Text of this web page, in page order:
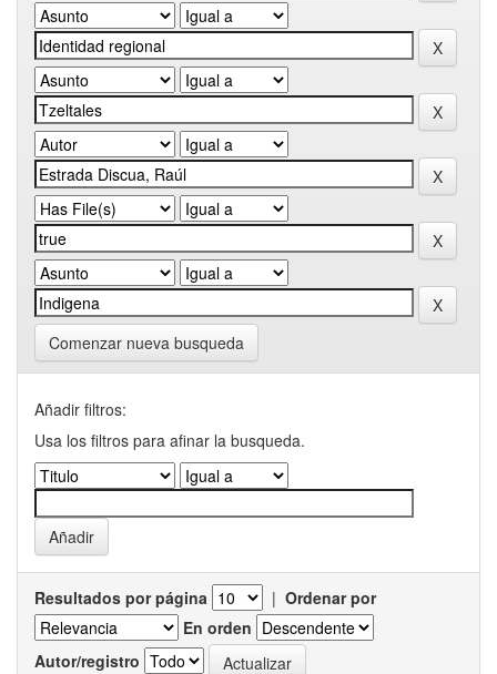
Comenzar nueva busqueda
Añadir filtros:
Usa los filtros para afinar la busqueda.
Resultados por página | Ordenar por
En orden
Autor/registro